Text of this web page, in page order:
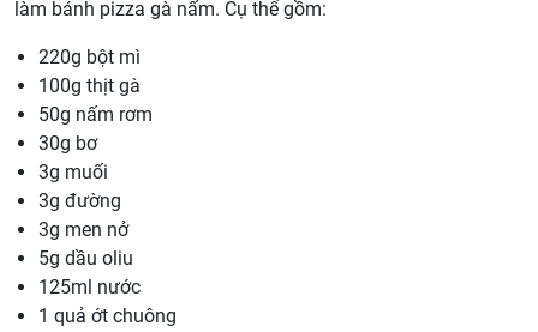
làm bánh pizza gà nấm. Cụ thể gồm:
220g bột mì
100g thịt gà
50g nấm rơm
30g bơ
3g muối
3g đường
3g men nở
5g dầu oliu
125ml nước
1 quả ớt chuông